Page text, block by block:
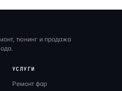
тюнинг и продажа
УСЛУГИ
Ремонт фар